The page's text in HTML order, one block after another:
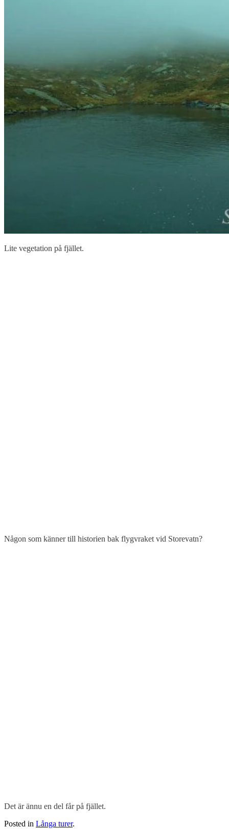
Lite vegetation på fjället.
Någon som känner till historien bak flygvraket vid Storevatn?
Det är ännu en del får på fjället.
Posted in Långa turer.